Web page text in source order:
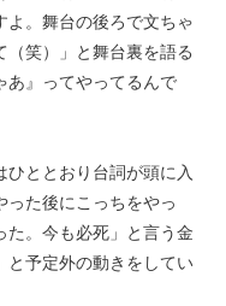
。舞台の後ろで文ちゃ
笑）」と舞台裏を語る
あ』ってやってるんで
ととおり台詞が頭に入
た後にこっちをやっ
。今も必死」と言う金
と予定外の動きをしてい